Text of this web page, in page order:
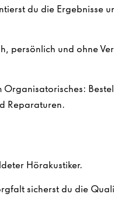
du die Ergebnisse
persönlich und ohne
Organisatorisches:
Reparaturen.
Hörakustiker.
sicherst du die